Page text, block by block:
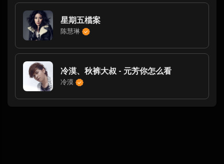
星期五檔案
陈慧琳
冷漠、秋裤大叔 - 元芳你怎么看
冷漠